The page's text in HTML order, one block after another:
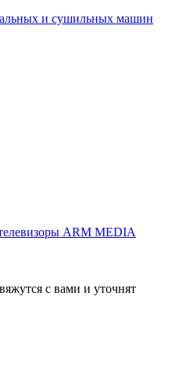
и сушильных машин
ARM MEDIA
с вами и уточнят